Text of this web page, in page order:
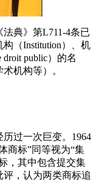
法典》第L711-4条已
构（Institution）、机
droit public）的名
机构等）。
过一次巨变。 1964
商标”同等视为“集
，其中包含提交集
，认为两类商标追